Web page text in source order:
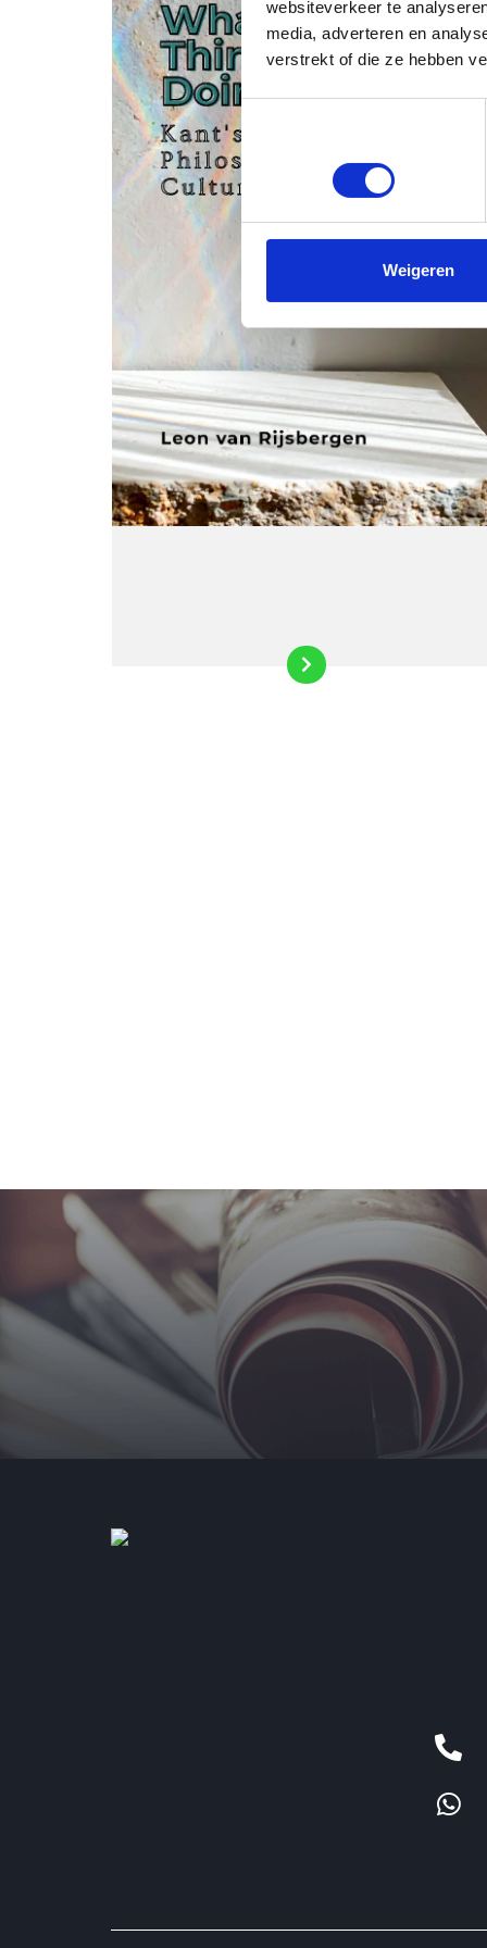
websiteverkeer te
media, adverteren en
verstrekt of die ze hebben
Toestemmingsselectie
Weigeren